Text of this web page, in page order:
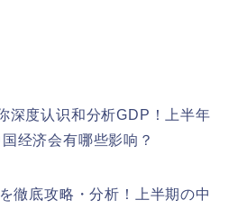
深度认识和分析GDP！上半年
经济会有哪些影响？
徹底攻略・分析！上半期の中